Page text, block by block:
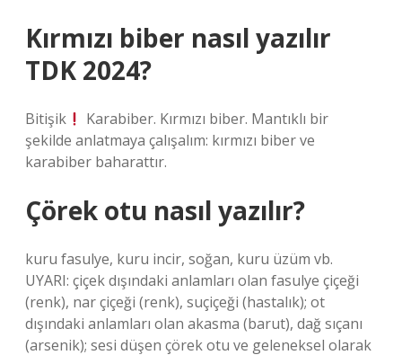
Kırmızı biber nasıl yazılır
TDK 2024?
Bitişik
Karabiber. Kırmızı biber. Mantıklı bir
şekilde anlatmaya çalışalım: kırmızı biber ve
karabiber baharattır.
Çörek otu nasıl yazılır?
kuru fasulye, kuru incir, soğan, kuru üzüm vb.
UYARI: çiçek dışındaki anlamları olan fasulye çiçeği
(renk), nar çiçeği (renk), suçiçeği (hastalık); ot
dışındaki anlamları olan akasma (barut), dağ sıçanı
(arsenik); sesi düşen çörek otu ve geleneksel olarak